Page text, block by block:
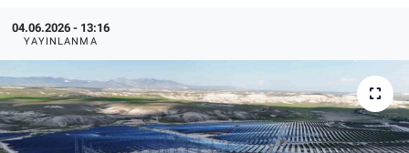
04.06.2026 - 13:16
YAYINLANMA